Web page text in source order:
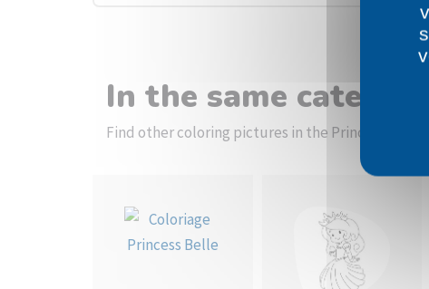
In the same category
Find other coloring pictures in the Princesses